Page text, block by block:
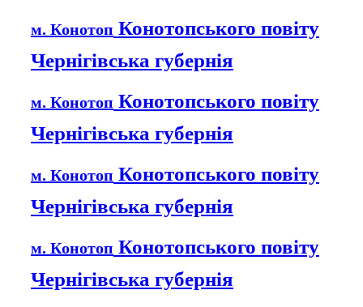
м. Конотоп Конотопського повіту
Чернігівська губернія
м. Конотоп Конотопського повіту
Чернігівська губернія
м. Конотоп Конотопського повіту
Чернігівська губернія
м. Конотоп Конотопського повіту
Чернігівська губернія